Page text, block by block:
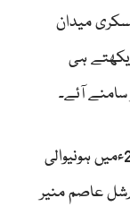
میدان
ہی
آئے۔
تبدیلی کا نقطہ آغاز مئی 2025ءمیں ہونیوالی
عاصم منیر